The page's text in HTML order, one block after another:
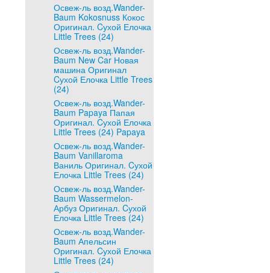
Освеж-ль возд.Wander-
Baum Kokosnuss Кокос
Оригинал. Cухой Елочка
Little Trees (24)
Освеж-ль возд.Wander-
Baum New Car Новая
машина Оригинал
Cухой Елочка Little Trees
(24)
Освеж-ль возд.Wander-
Baum Papaya Папая
Оригинал. Cухой Елочка
Little Trees (24) Papaya
Освеж-ль возд.Wander-
Baum Vanillaroma
Ваниль Оригинал. Cухой
Елочка Little Trees (24)
Освеж-ль возд.Wander-
Baum Wassermelon-
Арбуз Оригинал. Cухой
Елочка Little Trees (24)
Освеж-ль возд.Wander-
Baum Апельсин
Оригинал. Cухой Елочка
Little Trees (24)